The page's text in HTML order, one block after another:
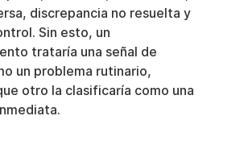
discrepancia no resuelta y
Sin esto, un
trataría una señal de
un problema rutinario,
otro la clasificaría como una